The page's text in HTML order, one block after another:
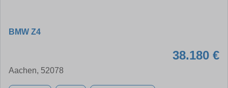
BMW Z4
38.180 €
Aachen, 52078